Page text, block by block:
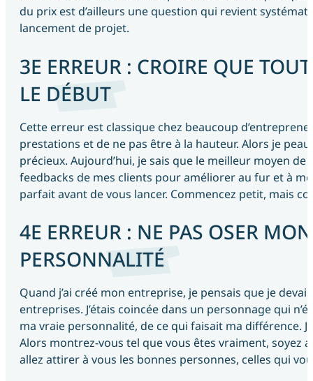
du prix est d’ailleurs une question qui revient
lancement de projet.
3E ERREUR : CROIRE QUE
LE DÉBUT
Cette erreur est classique chez beaucoup
prestations et de ne pas être à la hauteur. Alors je
précieux. Aujourd’hui, je sais que le meilleur moyen de
feedbacks de mes clients pour améliorer au fur et à
parfait avant de vous lancer. Commencez petit, mais
4E ERREUR : NE PAS OSER
PERSONNALITÉ
Quand j’ai créé mon entreprise, je pensais que je
entreprises. J’étais coincée dans un personnage qui
ma vraie personnalité, de ce qui faisait ma différence.
Alors montrez-vous tel que vous êtes vraiment, soyez
allez attirer à vous les bonnes personnes, celles qui